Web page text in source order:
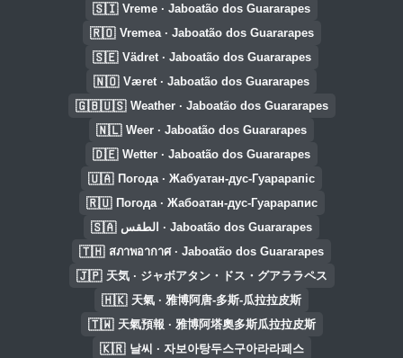
🇸🇮 Vreme · Jaboatão dos Guararapes
🇷🇴 Vremea · Jaboatão dos Guararapes
🇸🇪 Vädret · Jaboatão dos Guararapes
🇳🇴 Været · Jaboatão dos Guararapes
🇬🇧🇺🇸 Weather · Jaboatão dos Guararapes
🇳🇱 Weer · Jaboatão dos Guararapes
🇩🇪 Wetter · Jaboatão dos Guararapes
🇺🇦 Погода · Жабуатан-дус-Гуарарапіс
🇷🇺 Погода · Жабоатан-дус-Гуарарапис
🇸🇦 الطقس · Jaboatão dos Guararapes
🇹🇭 สภาพอากาศ · Jaboatão dos Guararapes
🇯🇵 天気 · ジャボアタン・ドス・グアララペス
🇭🇰 天氣 · 雅博阿唐-多斯-瓜拉拉皮斯
🇹🇼 天氣預報 · 雅博阿塔奧多斯瓜拉拉皮斯
🇰🇷 날씨 · 자보아탕두스구아라라페스